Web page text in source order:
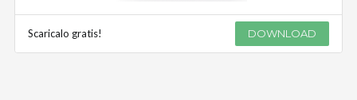
Scaricalo gratis! DOWNLOAD